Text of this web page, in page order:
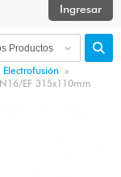
Electrofusión »
EF 315x110mm